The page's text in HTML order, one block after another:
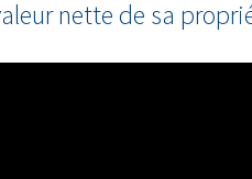
nette de sa